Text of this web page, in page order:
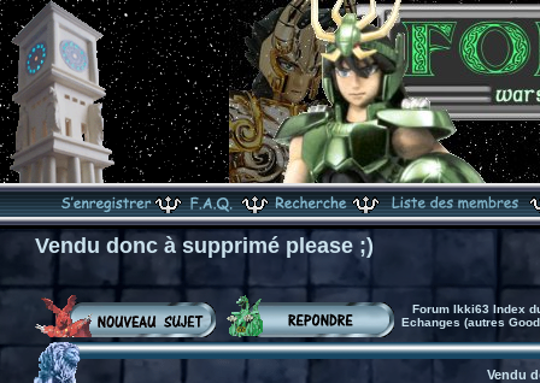
Vendu donc à supprimé please ;)
Forum Ikki63 Index
Echanges (autres
Vendu